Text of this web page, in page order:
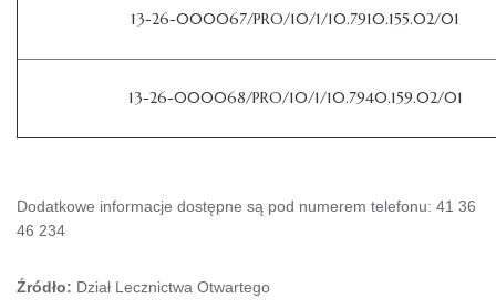
13-26-000067/PRO/10/1/10.7910.155.02/01
13-26-000068/PRO/10/1/10.7940.159.02/01
Dodatkowe informacje dostępne są pod numerem telefonu: 41 36
46 234
Źródło: Dział Lecznictwa Otwartego